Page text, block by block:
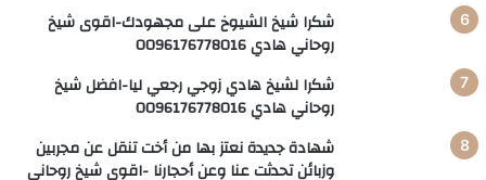
شكرا شيخ الشيوخ على مجهودك-اقوى شيخ
روحاني هادي 0096176778016
شكرا لشيخ هادي زوجي رجعي ليا-افضل شيخ
روحاني هادي 0096176778016
شهادة جديدة نعتز بها من أخت تنقل عن مجربين
وزبائن تحدثت عنا وعن أحجارنا -اقوى شيخ روحاني